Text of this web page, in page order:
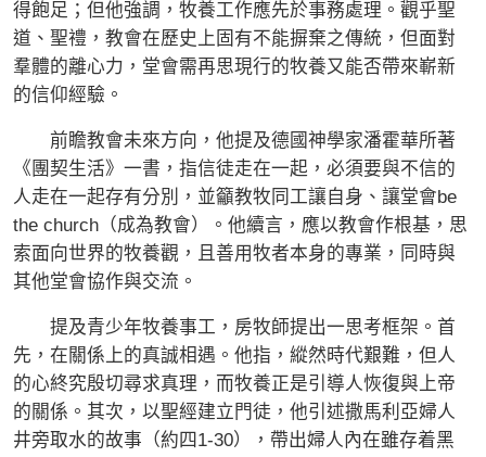
得飽足；但他強調，牧養工作應先於事務處理。觀乎聖
道、聖禮，教會在歷史上固有不能摒棄之傳統，但面對
羣體的離心力，堂會需再思現行的牧養又能否帶來嶄新
的信仰經驗。
前瞻教會未來方向，他提及德國神學家潘霍華所著
《團契生活》一書，指信徒走在一起，必須要與不信的
人走在一起存有分別，並籲教牧同工讓自身、讓堂會be
the church（成為教會）。他續言，應以教會作根基，思
索面向世界的牧養觀，且善用牧者本身的專業，同時與
其他堂會協作與交流。
提及青少年牧養事工，房牧師提出一思考框架。首
先，在關係上的真誠相遇。他指，縱然時代艱難，但人
的心終究殷切尋求真理，而牧養正是引導人恢復與上帝
的關係。其次，以聖經建立門徒，他引述撒馬利亞婦人
井旁取水的故事（約四1-30），帶出婦人內在雖存着黑